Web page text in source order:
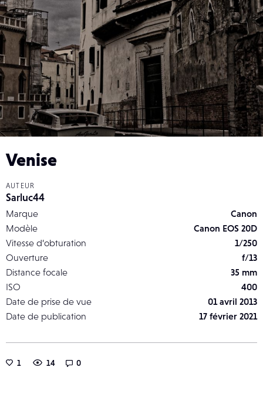
Venise
AUTEUR
Sarluc44
Marque
Canon
Modèle
Canon EOS 20D
Vitesse d’obturation
1/250
Ouverture
f/13
Distance focale
35 mm
ISO
400
Date de prise de vue
01 avril 2013
Date de publication
17 février 2021
1 14 0